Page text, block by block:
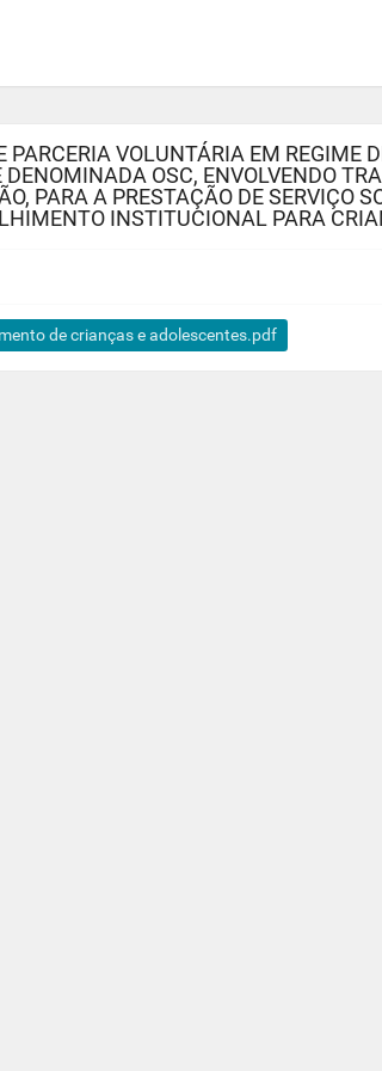
VOLUNTÁRIA EM REGIME
OSC, ENVOLVENDO
PARA A PRESTAÇÃO DE SERVIÇO
INSTITUCIONAL PARA
de crianças e adolescentes.pdf